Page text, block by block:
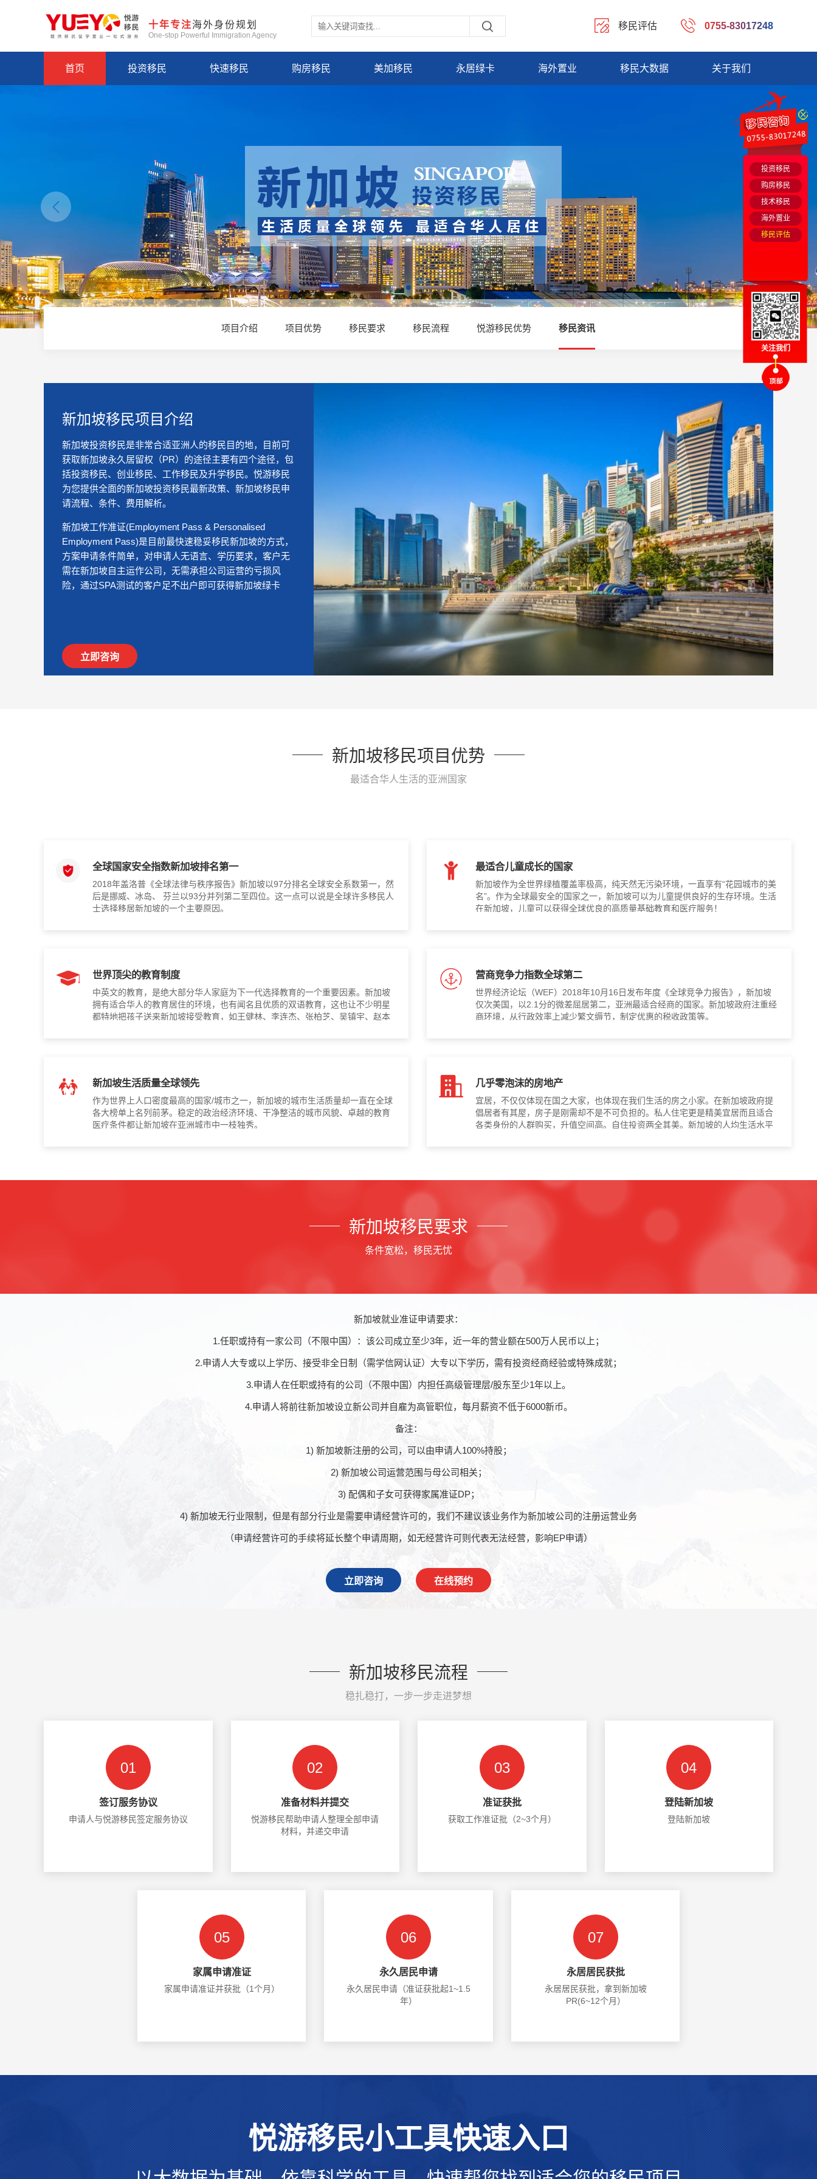
十年专注海外身份规划
One-stop Powerful Immigration Agency
移民评估 0755-83017248
首页 投资移民 快速移民 购房移民 美加移民 永居绿卡 海外置业 移民大数据 关于我们
项目介绍 项目优势 移民要求 移民流程 悦游移民优势 移民资讯
新加坡移民项目介绍
新加坡投资移民是非常合适亚洲人的移民目的地，目前可
获取新加坡永久居留权（PR）的途径主要有四个途径，包
括投资移民、创业移民、工作移民及升学移民。悦游移民
为您提供全面的新加坡投资移民最新政策、新加坡移民申
请流程、条件、费用解析。
新加坡工作准证(Employment Pass & Personalised
Employment Pass)是目前最快速稳妥移民新加坡的方式，
方案申请条件简单，对申请人无语言、学历要求，客户无
需在新加坡自主运作公司，无需承担公司运营的亏损风
险，通过SPA测试的客户足不出户即可获得新加坡绿卡
立即咨询
新加坡移民项目优势
最适合华人生活的亚洲国家
全球国家安全指数新加坡排名第一
2018年盖洛普《全球法律与秩序报告》新加坡以97分排名全球安全系数第一，然
后是挪威、冰岛、 芬兰以93分并列第二至四位。这一点可以说是全球许多移民人
士选择移居新加坡的一个主要原因。
最适合儿童成长的国家
新加坡作为全世界绿植覆盖率极高，纯天然无污染环境，一直享有“花园城市的美
名”。作为全球最安全的国家之一，新加坡可以为儿童提供良好的生存环境。生活
在新加坡，儿童可以获得全球优良的高质量基础教育和医疗服务！
世界顶尖的教育制度
中英文的教育，是绝大部分华人家庭为下一代选择教育的一个重要因素。新加坡
拥有适合华人的教育居住的环境，也有闻名且优质的双语教育，这也让不少明星
都特地把孩子送来新加坡接受教育，如王健林、李连杰、张柏芝、吴镇宇、赵本
营商竞争力指数全球第二
世界经济论坛（WEF）2018年10月16日发布年度《全球竞争力报告》，新加坡
仅次美国，以2.1分的微差屈居第二，亚洲最适合经商的国家。新加坡政府注重经
商环境，从行政效率上减少繁文缛节，制定优惠的税收政策等。
新加坡生活质量全球领先
作为世界上人口密度最高的国家/城市之一，新加坡的城市生活质量却一直在全球
各大榜单上名列前茅。稳定的政治经济环境、干净整洁的城市风貌、卓越的教育
医疗条件都让新加坡在亚洲城市中一枝独秀。
几乎零泡沫的房地产
宜居，不仅仅体现在国之大家，也体现在我们生活的房之小家。在新加坡政府提
倡居者有其屋，房子是刚需却不是不可负担的。私人住宅更是精美宜居而且适合
各类身份的人群购买，升值空间高。自住投资两全其美。新加坡的人均生活水平
新加坡移民要求
条件宽松，移民无忧
新加坡就业准证申请要求：
1.任职或持有一家公司（不限中国）：该公司成立至少3年，近一年的营业额在500万人民币以上；
2.申请人大专或以上学历、接受非全日制（需学信网认证）大专以下学历，需有投资经商经验或特殊成就；
3.申请人在任职或持有的公司（不限中国）内担任高级管理层/股东至少1年以上。
4.申请人将前往新加坡设立新公司并自雇为高管职位，每月薪资不低于6000新币。
备注：
1) 新加坡新注册的公司，可以由申请人100%持股；
2) 新加坡公司运营范围与母公司相关；
3) 配偶和子女可获得家属准证DP；
4) 新加坡无行业限制，但是有部分行业是需要申请经营许可的，我们不建议该业务作为新加坡公司的注册运营业务
（申请经营许可的手续将延长整个申请周期，如无经营许可则代表无法经营，影响EP申请）
立即咨询 在线预约
新加坡移民流程
稳扎稳打，一步一步走进梦想
01
签订服务协议
申请人与悦游移民签定服务协议
02
准备材料并提交
悦游移民帮助申请人整理全部申请
材料，并递交申请
03
准证获批
获取工作准证批（2~3个月）
04
登陆新加坡
登陆新加坡
05
家属申请准证
家属申请准证并获批（1个月）
06
永久居民申请
永久居民申请（准证获批起1~1.5
年）
07
永居居民获批
永居居民获批，拿到新加坡
PR(6~12个月）
悦游移民小工具快速入口
投资移民
购房移民
技术移民
海外置业
移民评估
关注我们